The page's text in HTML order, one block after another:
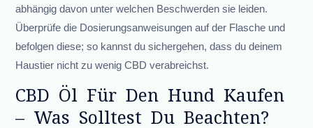
abhängig davon unter welchen Beschwerden sie leiden.
Überprüfe die Dosierungsanweisungen auf der Flasche und
befolgen diese; so kannst du sichergehen, dass du deinem
Haustier nicht zu wenig CBD verabreichst.
CBD Öl Für Den Hund Kaufen
– Was Solltest Du Beachten?